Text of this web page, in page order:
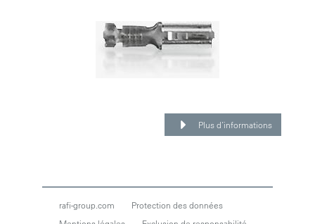
Plus d’informations
rafi-group.com
Protection des données